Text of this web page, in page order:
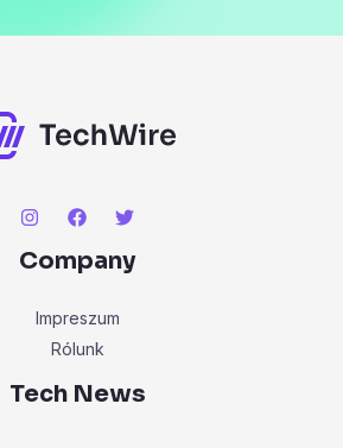
Company
Impreszum
Rólunk
Tech News